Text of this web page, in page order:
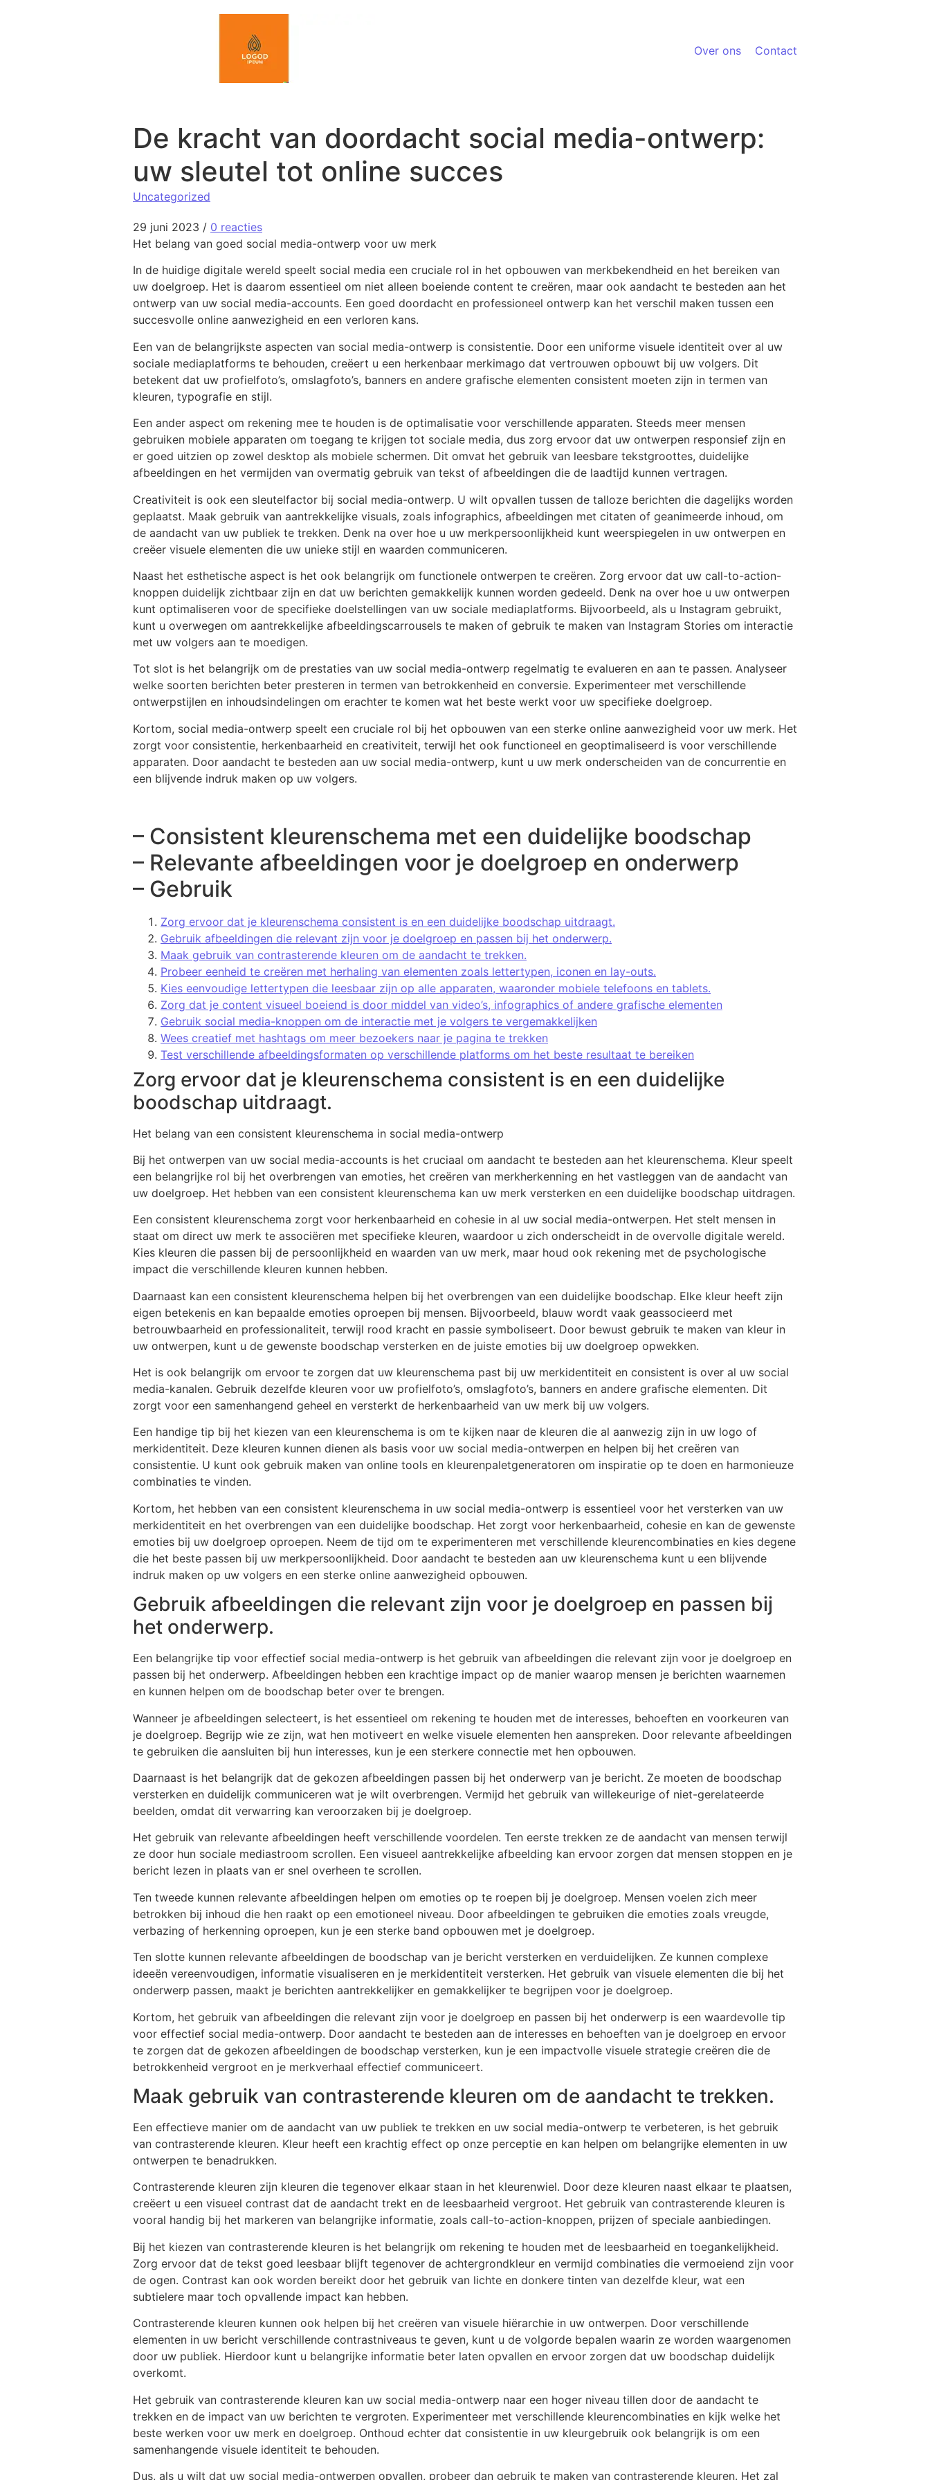
Over ons Contact
De kracht van doordacht social media-ontwerp:
uw sleutel tot online succes
Uncategorized
29 juni 2023 / 0 reacties
Het belang van goed social media-ontwerp voor uw merk
In de huidige digitale wereld speelt social media een cruciale rol in het opbouwen van merkbekendheid en het bereiken van
uw doelgroep. Het is daarom essentieel om niet alleen boeiende content te creëren, maar ook aandacht te besteden aan het
ontwerp van uw social media-accounts. Een goed doordacht en professioneel ontwerp kan het verschil maken tussen een
succesvolle online aanwezigheid en een verloren kans.
Een van de belangrijkste aspecten van social media-ontwerp is consistentie. Door een uniforme visuele identiteit over al uw
sociale mediaplatforms te behouden, creëert u een herkenbaar merkimago dat vertrouwen opbouwt bij uw volgers. Dit
betekent dat uw profielfoto’s, omslagfoto’s, banners en andere grafische elementen consistent moeten zijn in termen van
kleuren, typografie en stijl.
Een ander aspect om rekening mee te houden is de optimalisatie voor verschillende apparaten. Steeds meer mensen
gebruiken mobiele apparaten om toegang te krijgen tot sociale media, dus zorg ervoor dat uw ontwerpen responsief zijn en
er goed uitzien op zowel desktop als mobiele schermen. Dit omvat het gebruik van leesbare tekstgroottes, duidelijke
afbeeldingen en het vermijden van overmatig gebruik van tekst of afbeeldingen die de laadtijd kunnen vertragen.
Creativiteit is ook een sleutelfactor bij social media-ontwerp. U wilt opvallen tussen de talloze berichten die dagelijks worden
geplaatst. Maak gebruik van aantrekkelijke visuals, zoals infographics, afbeeldingen met citaten of geanimeerde inhoud, om
de aandacht van uw publiek te trekken. Denk na over hoe u uw merkpersoonlijkheid kunt weerspiegelen in uw ontwerpen en
creëer visuele elementen die uw unieke stijl en waarden communiceren.
Naast het esthetische aspect is het ook belangrijk om functionele ontwerpen te creëren. Zorg ervoor dat uw call-to-action-
knoppen duidelijk zichtbaar zijn en dat uw berichten gemakkelijk kunnen worden gedeeld. Denk na over hoe u uw ontwerpen
kunt optimaliseren voor de specifieke doelstellingen van uw sociale mediaplatforms. Bijvoorbeeld, als u Instagram gebruikt,
kunt u overwegen om aantrekkelijke afbeeldingscarrousels te maken of gebruik te maken van Instagram Stories om interactie
met uw volgers aan te moedigen.
Tot slot is het belangrijk om de prestaties van uw social media-ontwerp regelmatig te evalueren en aan te passen. Analyseer
welke soorten berichten beter presteren in termen van betrokkenheid en conversie. Experimenteer met verschillende
ontwerpstijlen en inhoudsindelingen om erachter te komen wat het beste werkt voor uw specifieke doelgroep.
Kortom, social media-ontwerp speelt een cruciale rol bij het opbouwen van een sterke online aanwezigheid voor uw merk. Het
zorgt voor consistentie, herkenbaarheid en creativiteit, terwijl het ook functioneel en geoptimaliseerd is voor verschillende
apparaten. Door aandacht te besteden aan uw social media-ontwerp, kunt u uw merk onderscheiden van de concurrentie en
een blijvende indruk maken op uw volgers.
– Consistent kleurenschema met een duidelijke boodschap
– Relevante afbeeldingen voor je doelgroep en onderwerp
– Gebruik
Zorg ervoor dat je kleurenschema consistent is en een duidelijke boodschap uitdraagt.
Gebruik afbeeldingen die relevant zijn voor je doelgroep en passen bij het onderwerp.
Maak gebruik van contrasterende kleuren om de aandacht te trekken.
Probeer eenheid te creëren met herhaling van elementen zoals lettertypen, iconen en lay-outs.
Kies eenvoudige lettertypen die leesbaar zijn op alle apparaten, waaronder mobiele telefoons en tablets.
Zorg dat je content visueel boeiend is door middel van video’s, infographics of andere grafische elementen
Gebruik social media-knoppen om de interactie met je volgers te vergemakkelijken
Wees creatief met hashtags om meer bezoekers naar je pagina te trekken
Test verschillende afbeeldingsformaten op verschillende platforms om het beste resultaat te bereiken
Zorg ervoor dat je kleurenschema consistent is en een duidelijke
boodschap uitdraagt.
Het belang van een consistent kleurenschema in social media-ontwerp
Bij het ontwerpen van uw social media-accounts is het cruciaal om aandacht te besteden aan het kleurenschema. Kleur speelt
een belangrijke rol bij het overbrengen van emoties, het creëren van merkherkenning en het vastleggen van de aandacht van
uw doelgroep. Het hebben van een consistent kleurenschema kan uw merk versterken en een duidelijke boodschap uitdragen.
Een consistent kleurenschema zorgt voor herkenbaarheid en cohesie in al uw social media-ontwerpen. Het stelt mensen in
staat om direct uw merk te associëren met specifieke kleuren, waardoor u zich onderscheidt in de overvolle digitale wereld.
Kies kleuren die passen bij de persoonlijkheid en waarden van uw merk, maar houd ook rekening met de psychologische
impact die verschillende kleuren kunnen hebben.
Daarnaast kan een consistent kleurenschema helpen bij het overbrengen van een duidelijke boodschap. Elke kleur heeft zijn
eigen betekenis en kan bepaalde emoties oproepen bij mensen. Bijvoorbeeld, blauw wordt vaak geassocieerd met
betrouwbaarheid en professionaliteit, terwijl rood kracht en passie symboliseert. Door bewust gebruik te maken van kleur in
uw ontwerpen, kunt u de gewenste boodschap versterken en de juiste emoties bij uw doelgroep opwekken.
Het is ook belangrijk om ervoor te zorgen dat uw kleurenschema past bij uw merkidentiteit en consistent is over al uw social
media-kanalen. Gebruik dezelfde kleuren voor uw profielfoto’s, omslagfoto’s, banners en andere grafische elementen. Dit
zorgt voor een samenhangend geheel en versterkt de herkenbaarheid van uw merk bij uw volgers.
Een handige tip bij het kiezen van een kleurenschema is om te kijken naar de kleuren die al aanwezig zijn in uw logo of
merkidentiteit. Deze kleuren kunnen dienen als basis voor uw social media-ontwerpen en helpen bij het creëren van
consistentie. U kunt ook gebruik maken van online tools en kleurenpaletgeneratoren om inspiratie op te doen en harmonieuze
combinaties te vinden.
Kortom, het hebben van een consistent kleurenschema in uw social media-ontwerp is essentieel voor het versterken van uw
merkidentiteit en het overbrengen van een duidelijke boodschap. Het zorgt voor herkenbaarheid, cohesie en kan de gewenste
emoties bij uw doelgroep oproepen. Neem de tijd om te experimenteren met verschillende kleurencombinaties en kies degene
die het beste passen bij uw merkpersoonlijkheid. Door aandacht te besteden aan uw kleurenschema kunt u een blijvende
indruk maken op uw volgers en een sterke online aanwezigheid opbouwen.
Gebruik afbeeldingen die relevant zijn voor je doelgroep en passen bij
het onderwerp.
Een belangrijke tip voor effectief social media-ontwerp is het gebruik van afbeeldingen die relevant zijn voor je doelgroep en
passen bij het onderwerp. Afbeeldingen hebben een krachtige impact op de manier waarop mensen je berichten waarnemen
en kunnen helpen om de boodschap beter over te brengen.
Wanneer je afbeeldingen selecteert, is het essentieel om rekening te houden met de interesses, behoeften en voorkeuren van
je doelgroep. Begrijp wie ze zijn, wat hen motiveert en welke visuele elementen hen aanspreken. Door relevante afbeeldingen
te gebruiken die aansluiten bij hun interesses, kun je een sterkere connectie met hen opbouwen.
Daarnaast is het belangrijk dat de gekozen afbeeldingen passen bij het onderwerp van je bericht. Ze moeten de boodschap
versterken en duidelijk communiceren wat je wilt overbrengen. Vermijd het gebruik van willekeurige of niet-gerelateerde
beelden, omdat dit verwarring kan veroorzaken bij je doelgroep.
Het gebruik van relevante afbeeldingen heeft verschillende voordelen. Ten eerste trekken ze de aandacht van mensen terwijl
ze door hun sociale mediastroom scrollen. Een visueel aantrekkelijke afbeelding kan ervoor zorgen dat mensen stoppen en je
bericht lezen in plaats van er snel overheen te scrollen.
Ten tweede kunnen relevante afbeeldingen helpen om emoties op te roepen bij je doelgroep. Mensen voelen zich meer
betrokken bij inhoud die hen raakt op een emotioneel niveau. Door afbeeldingen te gebruiken die emoties zoals vreugde,
verbazing of herkenning oproepen, kun je een sterke band opbouwen met je doelgroep.
Ten slotte kunnen relevante afbeeldingen de boodschap van je bericht versterken en verduidelijken. Ze kunnen complexe
ideeën vereenvoudigen, informatie visualiseren en je merkidentiteit versterken. Het gebruik van visuele elementen die bij het
onderwerp passen, maakt je berichten aantrekkelijker en gemakkelijker te begrijpen voor je doelgroep.
Kortom, het gebruik van afbeeldingen die relevant zijn voor je doelgroep en passen bij het onderwerp is een waardevolle tip
voor effectief social media-ontwerp. Door aandacht te besteden aan de interesses en behoeften van je doelgroep en ervoor
te zorgen dat de gekozen afbeeldingen de boodschap versterken, kun je een impactvolle visuele strategie creëren die de
betrokkenheid vergroot en je merkverhaal effectief communiceert.
Maak gebruik van contrasterende kleuren om de aandacht te trekken.
Een effectieve manier om de aandacht van uw publiek te trekken en uw social media-ontwerp te verbeteren, is het gebruik
van contrasterende kleuren. Kleur heeft een krachtig effect op onze perceptie en kan helpen om belangrijke elementen in uw
ontwerpen te benadrukken.
Contrasterende kleuren zijn kleuren die tegenover elkaar staan in het kleurenwiel. Door deze kleuren naast elkaar te plaatsen,
creëert u een visueel contrast dat de aandacht trekt en de leesbaarheid vergroot. Het gebruik van contrasterende kleuren is
vooral handig bij het markeren van belangrijke informatie, zoals call-to-action-knoppen, prijzen of speciale aanbiedingen.
Bij het kiezen van contrasterende kleuren is het belangrijk om rekening te houden met de leesbaarheid en toegankelijkheid.
Zorg ervoor dat de tekst goed leesbaar blijft tegenover de achtergrondkleur en vermijd combinaties die vermoeiend zijn voor
de ogen. Contrast kan ook worden bereikt door het gebruik van lichte en donkere tinten van dezelfde kleur, wat een
subtielere maar toch opvallende impact kan hebben.
Contrasterende kleuren kunnen ook helpen bij het creëren van visuele hiërarchie in uw ontwerpen. Door verschillende
elementen in uw bericht verschillende contrastniveaus te geven, kunt u de volgorde bepalen waarin ze worden waargenomen
door uw publiek. Hierdoor kunt u belangrijke informatie beter laten opvallen en ervoor zorgen dat uw boodschap duidelijk
overkomt.
Het gebruik van contrasterende kleuren kan uw social media-ontwerp naar een hoger niveau tillen door de aandacht te
trekken en de impact van uw berichten te vergroten. Experimenteer met verschillende kleurencombinaties en kijk welke het
beste werken voor uw merk en doelgroep. Onthoud echter dat consistentie in uw kleurgebruik ook belangrijk is om een
samenhangende visuele identiteit te behouden.
Dus, als u wilt dat uw social media-ontwerpen opvallen, probeer dan gebruik te maken van contrasterende kleuren. Het zal